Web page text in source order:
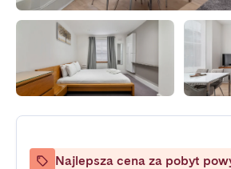
Najlepsza cena za pobyt